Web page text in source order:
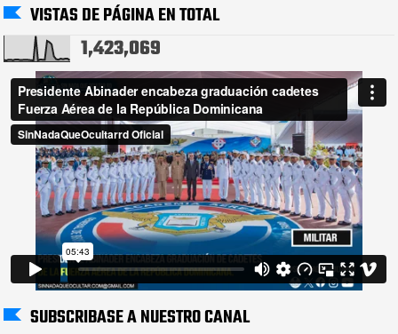
VISTAS DE PÁGINA EN TOTAL
1,423,069
SUBSCRIBASE A NUESTRO CANAL